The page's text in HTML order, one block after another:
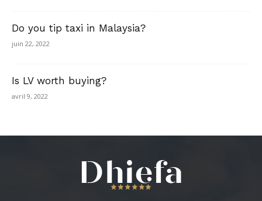
Do you tip taxi in Malaysia?
juin 22, 2022
Is LV worth buying?
avril 9, 2022